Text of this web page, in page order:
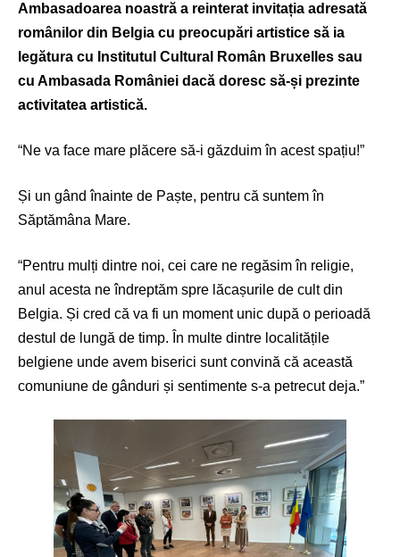
Ambasadoarea noastră a reinterat invitația adresată
românilor din Belgia cu preocupări artistice să ia
legătura cu Institutul Cultural Român Bruxelles sau
cu Ambasada României dacă doresc să-și prezinte
activitatea artistică.
“Ne va face mare plăcere să-i găzduim în acest spațiu!”
Și un gând înainte de Paște, pentru că suntem în
Săptămâna Mare.
“Pentru mulți dintre noi, cei care ne regăsim în religie,
anul acesta ne îndreptăm spre lăcașurile de cult din
Belgia. Și cred că va fi un moment unic după o perioadă
destul de lungă de timp. În multe dintre localitățile
belgiene unde avem biserici sunt convină că această
comuniune de gânduri și sentimente s-a petrecut deja.”